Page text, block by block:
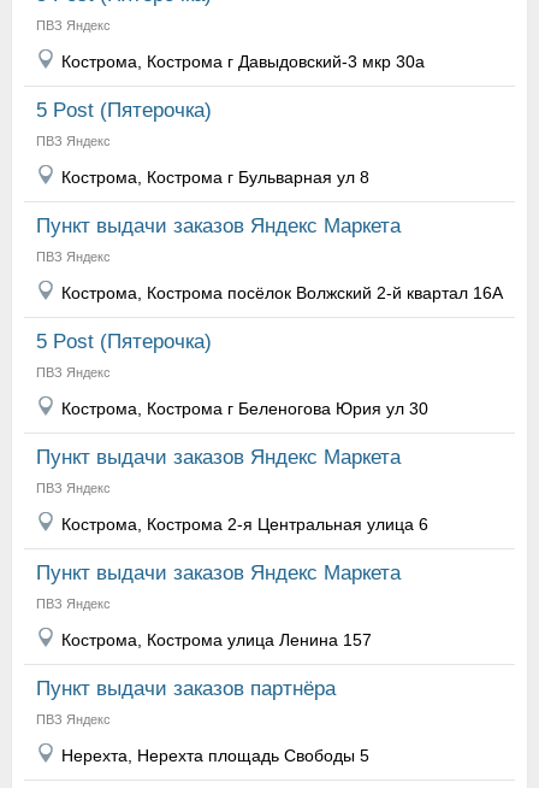
ПВЗ Яндекс
Кострома, Кострома г Давыдовский-3 мкр 30а
5 Post (Пятерочка)
ПВЗ Яндекс
Кострома, Кострома г Бульварная ул 8
Пункт выдачи заказов Яндекс Маркета
ПВЗ Яндекс
Кострома, Кострома посёлок Волжский 2-й квартал 16А
5 Post (Пятерочка)
ПВЗ Яндекс
Кострома, Кострома г Беленогова Юрия ул 30
Пункт выдачи заказов Яндекс Маркета
ПВЗ Яндекс
Кострома, Кострома 2-я Центральная улица 6
Пункт выдачи заказов Яндекс Маркета
ПВЗ Яндекс
Кострома, Кострома улица Ленина 157
Пункт выдачи заказов партнёра
ПВЗ Яндекс
Нерехта, Нерехта площадь Свободы 5